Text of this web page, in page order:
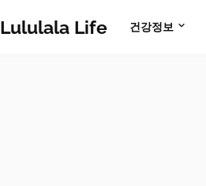
Lululala Life 건강정보